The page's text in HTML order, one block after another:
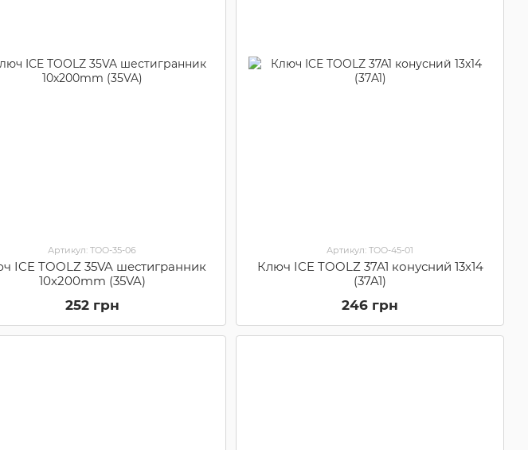
Артикул: TOO-35-06
ICE TOOLZ 35VA шестигранник
10х200mm (35VA)
252 грн
Артикул: TOO-45-01
Ключ ICE TOOLZ 37A1 конусний 13х14
(37A1)
246 грн